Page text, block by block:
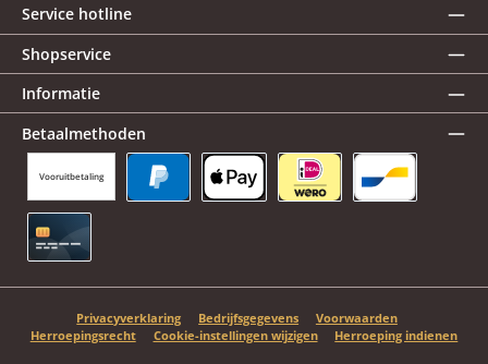
Service hotline
Shopservice
Informatie
Betaalmethoden
Vooruitbetaling
Privacyverklaring Bedrijfsgegevens
Voorwaarden
Herroepingsrecht
Cookie-instellingen wijzigen Herroeping indienen